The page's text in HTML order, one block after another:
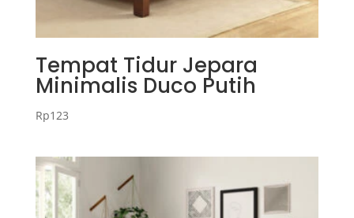
Tempat Tidur Jepara
Minimalis Duco Putih
Rp123